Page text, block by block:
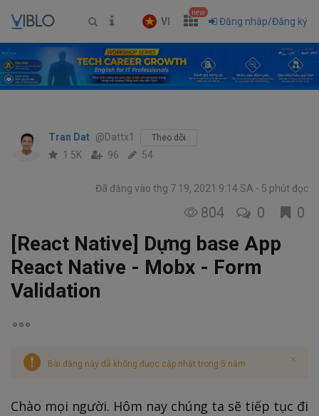
VI
new
Đăng nhập/Đăng ký
Tran Dat @Dattx1 Theo dõi
1.5K 96 54
Đã đăng vào thg 7 19, 2021 9:14 SA 5 phút đọc
804 0 0
[React Native] Dựng base App
React Native - Mobx - Form
Validation
Bài đăng này đã không được cập nhật trong 5 năm
Chào mọi người. Hôm nay chúng ta sẽ tiếp tục đi